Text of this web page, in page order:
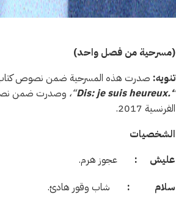
(مسرحية من فصل واحد)
تنويه: صدرت هذه المسرحية ضمن نصوص
“.
Dis: je suis heureux“، وصدرت ضمن
الفرنسية 2017.
الشخصيات
عليش : عجوز هرم.
سلام : شاب وقور هادئ.